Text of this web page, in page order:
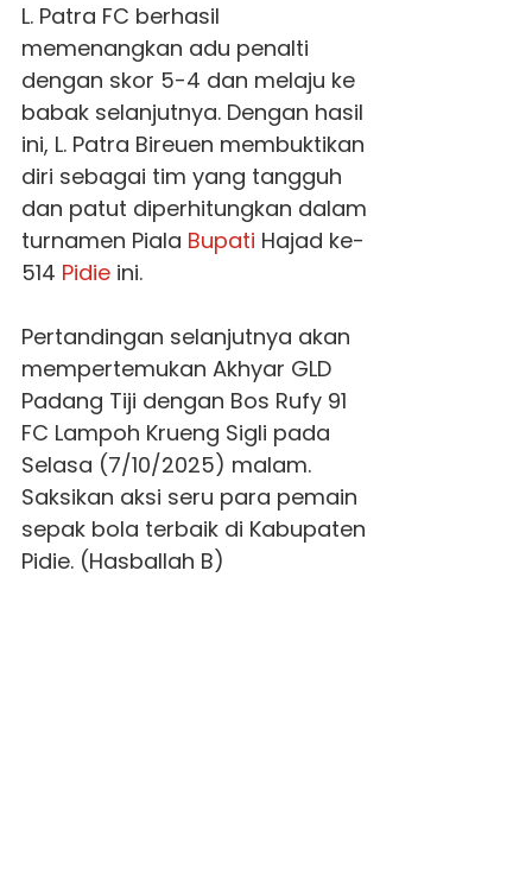
L. Patra FC berhasil
memenangkan adu penalti
dengan skor 5-4 dan melaju ke
babak selanjutnya. Dengan hasil
ini, L. Patra Bireuen membuktikan
diri sebagai tim yang tangguh
dan patut diperhitungkan dalam
turnamen Piala Bupati Hajad ke-
514 Pidieini.
Pertandingan selanjutnya akan
mempertemukan Akhyar GLD
Padang Tiji dengan Bos Rufy 91
FC Lampoh Krueng Sigli pada
Selasa (7/10/2025) malam.
Saksikan aksi seru para pemain
sepak bola terbaik di Kabupaten
Pidie. (Hasballah B)